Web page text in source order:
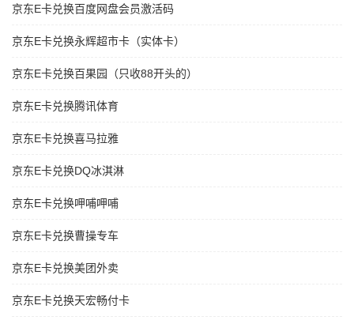
京东E卡兑换百度网盘会员激活码
京东E卡兑换永辉超市卡（实体卡）
京东E卡兑换百果园（只收88开头的）
京东E卡兑换腾讯体育
京东E卡兑换喜马拉雅
京东E卡兑换DQ冰淇淋
京东E卡兑换呷哺呷哺
京东E卡兑换曹操专车
京东E卡兑换美团外卖
京东E卡兑换天宏畅付卡